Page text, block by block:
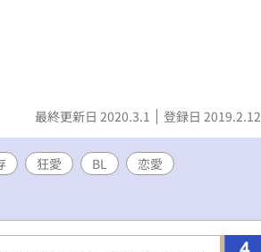
最終更新日 2020.3.1 登録日 2019.2.12
狂愛 BL
恋愛